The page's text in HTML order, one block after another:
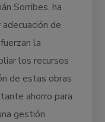
Sorribes, ha
de
la
los recursos
de estas obras
ahorro para
gestión